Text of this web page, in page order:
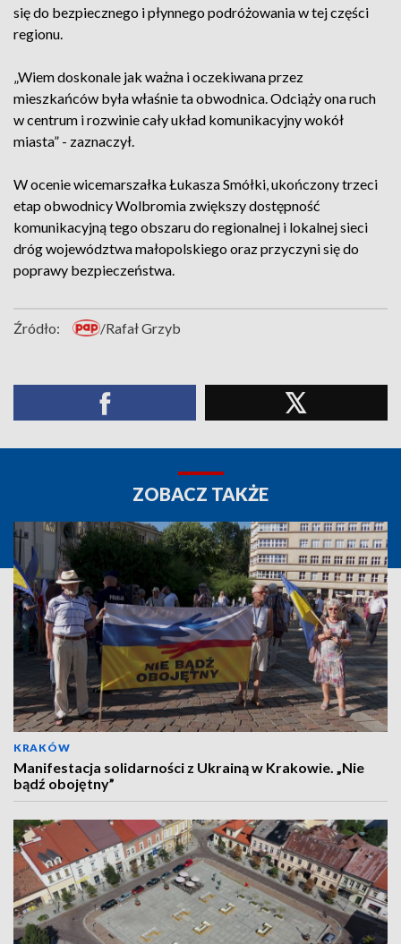
się do bezpiecznego i płynnego podróżowania w tej części
regionu.
„Wiem doskonale jak ważna i oczekiwana przez
mieszkańców była właśnie ta obwodnica. Odciąży ona ruch
w centrum i rozwinie cały układ komunikacyjny wokół
miasta” - zaznaczył.
W ocenie wicemarszałka Łukasza Smółki, ukończony trzeci
etap obwodnicy Wolbromia zwiększy dostępność
komunikacyjną tego obszaru do regionalnej i lokalnej sieci
dróg województwa małopolskiego oraz przyczyni się do
poprawy bezpieczeństwa.
Źródło: /Rafał Grzyb
ZOBACZ TAKŻE
KRAKÓW
Manifestacja solidarności z Ukrainą w Krakowie. „Nie
bądź obojętny”